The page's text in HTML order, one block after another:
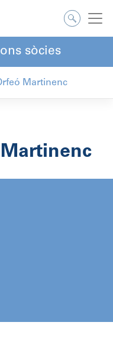
sòcies
Martinenc